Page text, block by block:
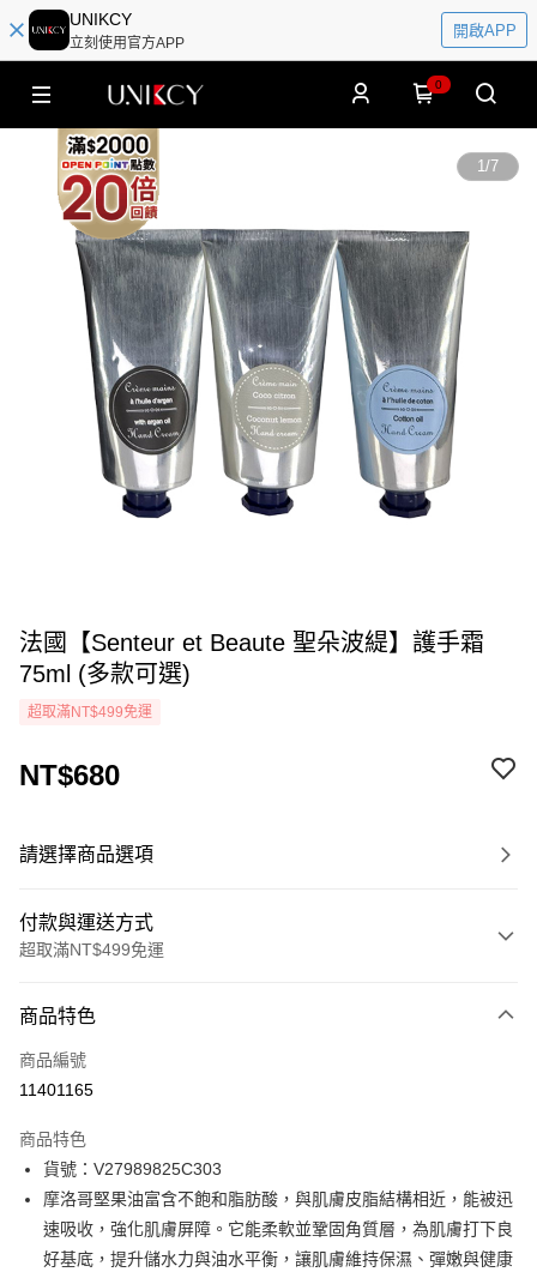
UNIKCY
立刻使用官方APP
開啟APP
0
1/7
法國【Senteur et Beaute 聖朵波緹】護手霜
75ml (多款可選)
超取滿NT$499免運
NT$680
請選擇商品選項
付款與運送方式
超取滿NT$499免運
icash Pay
信用卡一次付款
LINE Pay
Apple Pay
街口支付
商品特色
商品編號
11401165
商品特色
貨號：V27989825C303
摩洛哥堅果油富含不飽和脂肪酸，與肌膚皮脂結構相近，能被迅
速吸收，強化肌膚屏障。它能柔軟並鞏固角質層，為肌膚打下良
好基底，提升儲水力與油水平衡，讓肌膚維持保濕、彈嫩與健康